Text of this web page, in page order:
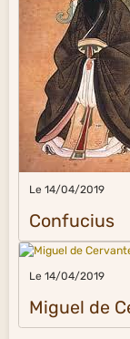
Le 14/04/2019
Confucius
Le 14/04/2019
Miguel de